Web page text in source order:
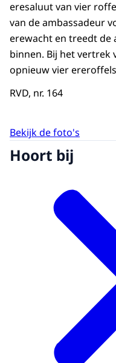
eresaluut van vier
van de ambassadeur
erewacht en treedt de
binnen. Bij het vertrek
opnieuw vier
RVD, nr. 164
Bekijk de foto's
Hoort bij